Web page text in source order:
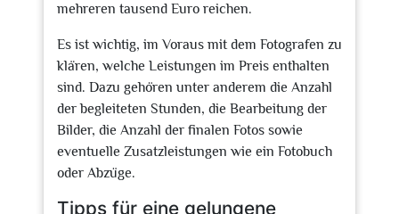
mehreren tausend Euro reichen.
Es ist wichtig, im Voraus mit dem Fotografen zu
klären, welche Leistungen im Preis enthalten
sind. Dazu gehören unter anderem die Anzahl
der begleiteten Stunden, die Bearbeitung der
Bilder, die Anzahl der finalen Fotos sowie
eventuelle Zusatzleistungen wie ein Fotobuch
oder Abzüge.
Tipps für eine gelungene